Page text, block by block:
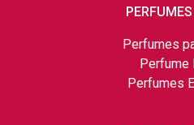
Perfumes
Perfume
Perfumes